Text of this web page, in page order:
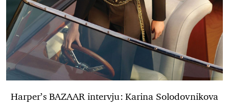
Harper’s BAZAAR intervju: Karina Solodovnikova